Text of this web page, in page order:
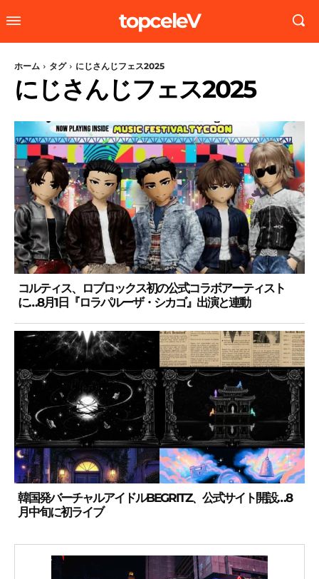
topceleV
ホーム タグ にじさんじフェス2025
にじさんじフェス2025
コルティス、ロブロックス初の公式コラボアーティスト
に…8月1日『ロラパルーザ・シカゴ』出演と連動
韓国発バーチャルアイドルBEGRITZ、公式サイト開設…8
月中旬に初ライブ